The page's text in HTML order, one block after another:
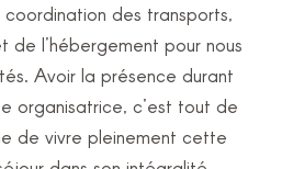
des transports,
de l’hébergement pour nous
Avoir la présence durant
organisatrice, c’est tout de
de vivre pleinement cette